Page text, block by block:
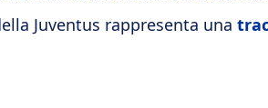
Juventus rappresenta una